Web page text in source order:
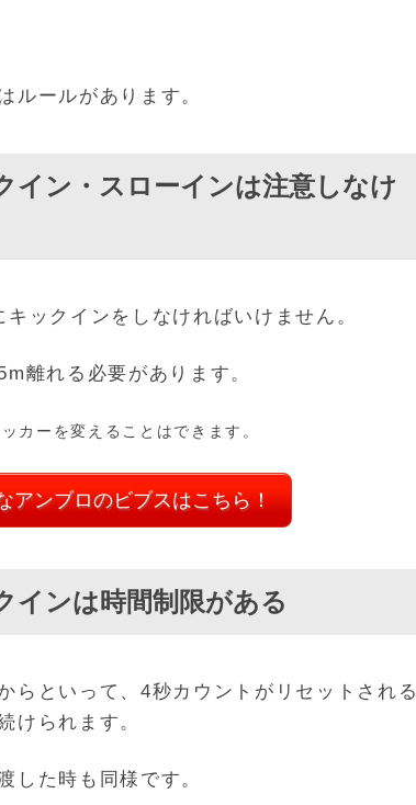
ルールがあります。
イン・スローインは注意しなけ
ックインをしなければいけません。
離れる必要があります。
カーを変えることはできます。
アンブロのビブスはこちら！
インは時間制限がある
らといって、4秒カウントがリセットされる
けられます。
した時も同様です。